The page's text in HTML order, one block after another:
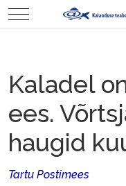
Mobile Menu Toggle
Kaladel
ees.
haugid
Tartu Postimees